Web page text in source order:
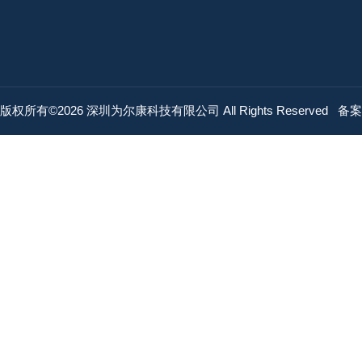
版权所有©2026 深圳为尔康科技有限公司 All Rights Reserved 备